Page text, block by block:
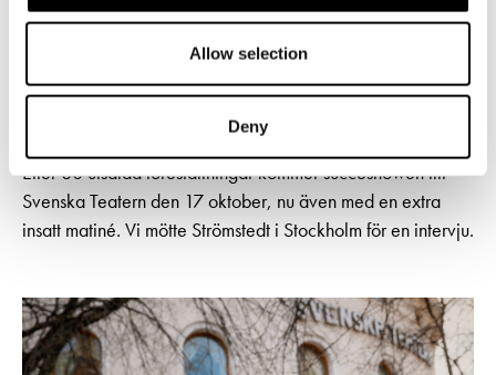
Allow selection
Deny
och livet bakom låtarna inför
I den självbiografiska musikföreställningen Tyck OM mig
blickar Niklas Strömstedt tillbaka på ett långt liv i
rampljuset – med humor, melankoli och oväntad öppenhet.
Efter 80 utsålda föreställningar kommer succéshowen till
Svenska Teatern den 17 oktober, nu även med en extra
insatt matiné. Vi mötte Strömstedt i Stockholm för en intervju.